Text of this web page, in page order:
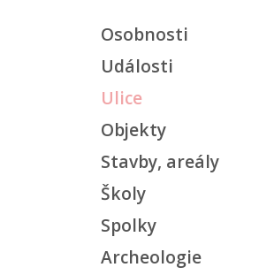
Osobnosti
Události
Ulice
Objekty
Stavby, areály
Školy
Spolky
Archeologie